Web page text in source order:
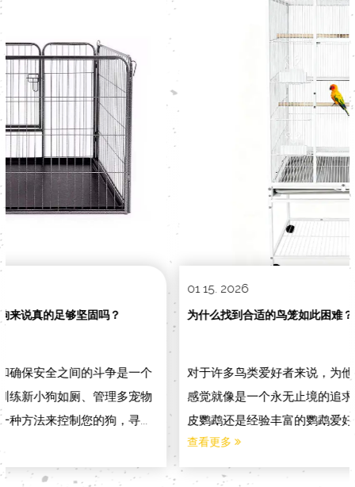
查看更多
为什么找到合适的鸟笼如此困难？深入探讨现代禽舍解决方案
对于许多鸟类爱好者来说，为他们的鸟类朋友寻找完美的家
感觉就像是一个永无止境的追求。无论您是初次问题饲养虎
皮鹦鹉还是经验丰富的鹦鹉爱好者，总是相同的：安全吗...